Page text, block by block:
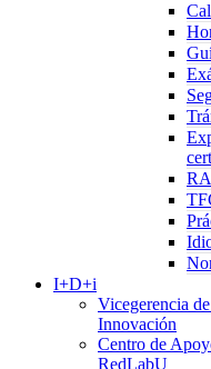
I+D+i
Vicegerencia
Innovación
Centro de
RedLabU